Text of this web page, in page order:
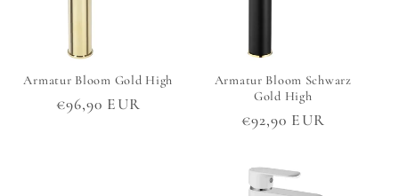
Armatur Bloom Gold High
Normaler
€96,90 EUR
Armatur Bloom Schwarz
Gold High
Normaler
€92,90 EUR